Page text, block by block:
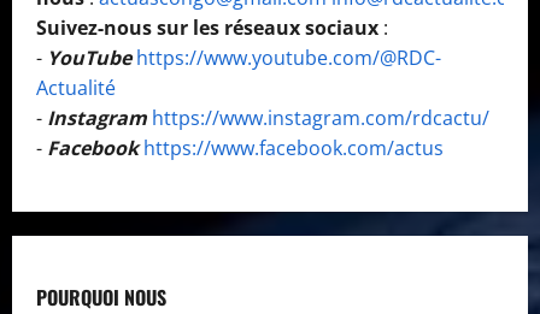
Suivez-nous sur les réseaux sociaux :
- YouTube https://www.youtube.com/@RDC-
Actualité
- Instagram https://www.instagram.com/rdcactu/
- Facebook https://www.facebook.com/actus
POURQUOI NOUS